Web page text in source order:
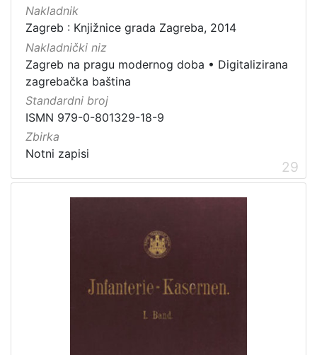
Nakladnik
Zagreb : Knjižnice grada Zagreba, 2014
Nakladnički niz
Zagreb na pragu modernog doba • Digitalizirana
zagrebačka baština
Standardni broj
ISMN 979-0-801329-18-9
Zbirka
Notni zapisi
29